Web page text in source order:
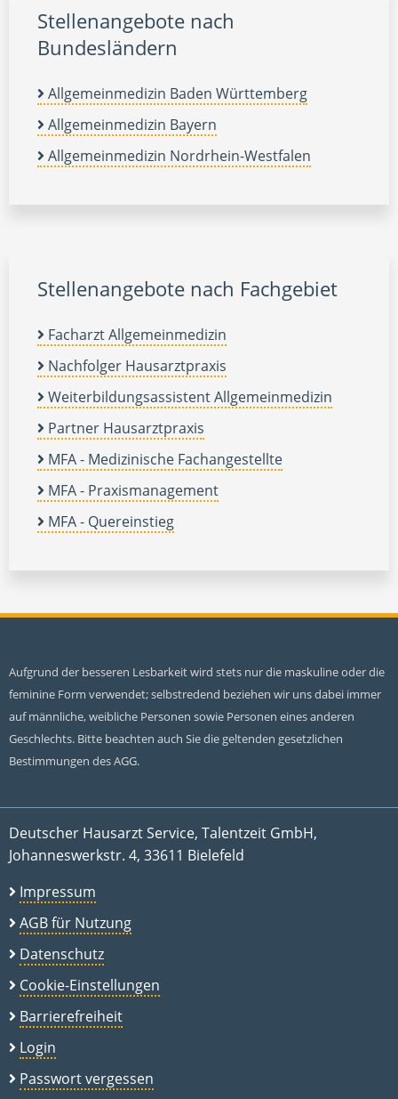
Stellenangebote nach
Bundesländern
Allgemeinmedizin Baden Württemberg
Allgemeinmedizin Bayern
Allgemeinmedizin Nordrhein-Westfalen
Stellenangebote nach Fachgebiet
Facharzt Allgemeinmedizin
Nachfolger Hausarztpraxis
Weiterbildungsassistent Allgemeinmedizin
Partner Hausarztpraxis
MFA - Medizinische Fachangestellte
MFA - Praxismanagement
MFA - Quereinstieg
Aufgrund der besseren Lesbarkeit wird stets nur die maskuline oder die
feminine Form verwendet; selbstredend beziehen wir uns dabei immer
auf männliche, weibliche Personen sowie Personen eines anderen
Geschlechts. Bitte beachten auch Sie die geltenden gesetzlichen
Bestimmungen des AGG.
Deutscher Hausarzt Service, Talentzeit GmbH,
Johanneswerkstr. 4, 33611 Bielefeld
Impressum
AGB für Nutzung
Datenschutz
Cookie-Einstellungen
Barrierefreiheit
Login
Passwort vergessen